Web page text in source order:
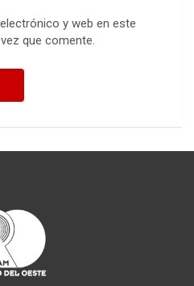
y web en este
que comente.